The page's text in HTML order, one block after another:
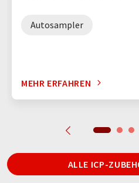
Autosampler
MEHR ERFAHREN
ALLE ICP-